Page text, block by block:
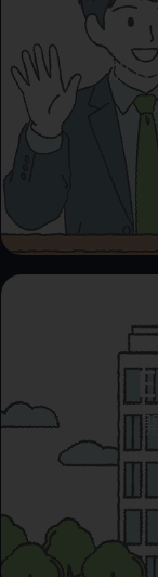
加入